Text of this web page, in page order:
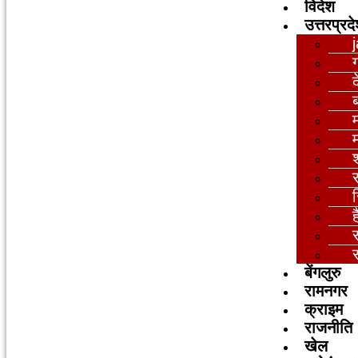
विदेश
बेंगलुरु
रामनगर
क्राइम
राजनीति
खेल